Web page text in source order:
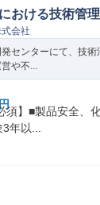
おける技術管
会社
センターにて、技術
や不...
須】■製品安全、
年以...